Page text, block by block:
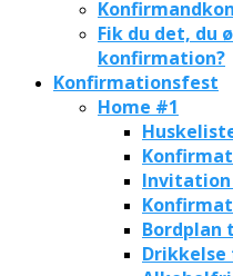
Fik du det, du
konfirmation?
Konfirmationsfest
Home #1